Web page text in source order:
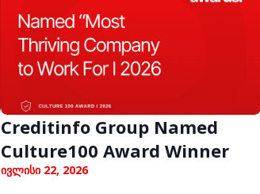
Creditinfo Group Named
Culture100 Award Winner
ივლისი 22, 2026